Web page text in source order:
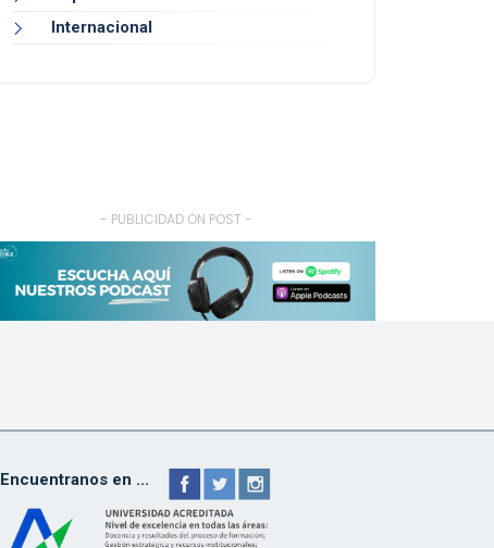
Internacional
- PUBLICIDAD ON POST -
Encuentranos en ...